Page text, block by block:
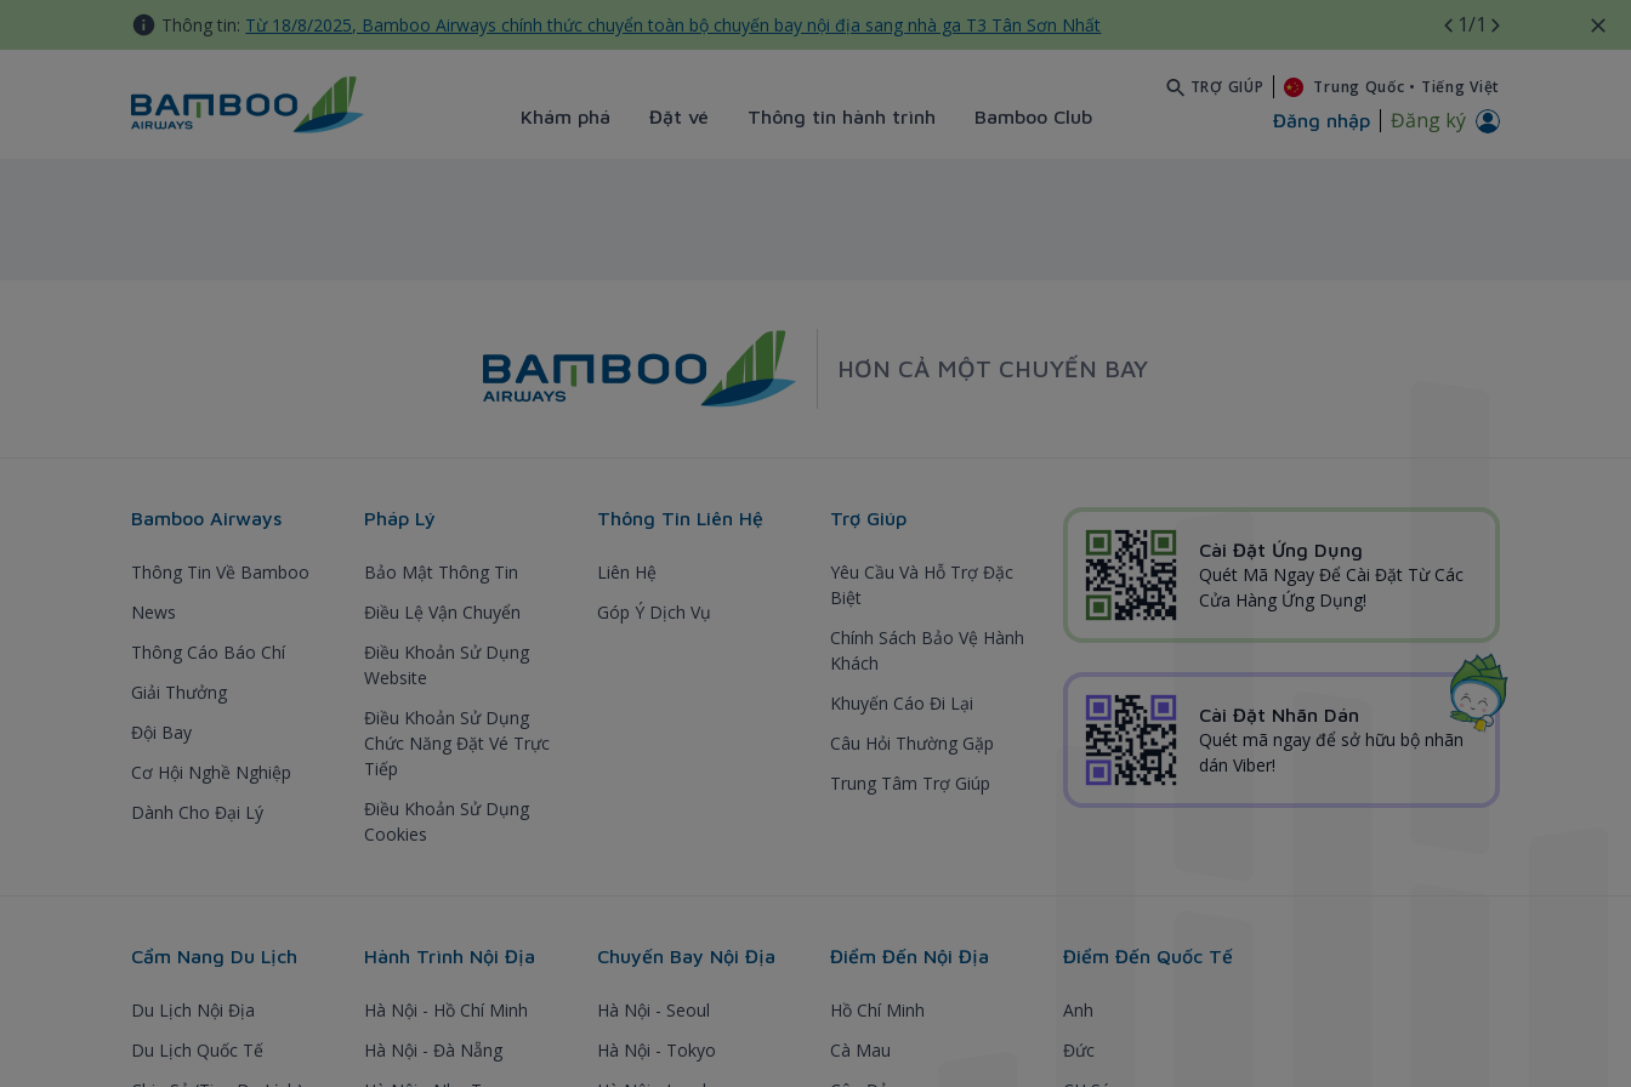
Truy cập nội dung luôn
Thông tin: Từ 18/8/2025, Bamboo Airways chính thức chuyển toàn bộ chuyến bay nội địa sang nhà ga T3 Tân Sơn Nhất 1/1
Khám phá Đặt vé Thông tin hành trình Bamboo Club
TRỢ GIÚP Trung Quốc • Tiếng Việt
Đăng nhập Đăng ký
HƠN CẢ MỘT CHUYẾN BAY
Bamboo Airways
Thông Tin Về Bamboo
News
Thông Cáo Báo Chí
Giải Thưởng
Đội Bay
Cơ Hội Nghề Nghiệp
Dành Cho Đại Lý
Pháp Lý
Bảo Mật Thông Tin
Điều Lệ Vận Chuyển
Điều Khoản Sử Dụng
Website
Điều Khoản Sử Dụng
Chức Năng Đặt Vé Trực
Tiếp
Điều Khoản Sử Dụng
Cookies
Thông Tin Liên Hệ
Liên Hệ
Góp Ý Dịch Vụ
Trợ Giúp
Yêu Cầu Và Hỗ Trợ Đặc
Biệt
Chính Sách Bảo Vệ Hành
Khách
Khuyến Cáo Đi Lại
Câu Hỏi Thường Gặp
Trung Tâm Trợ Giúp
Cài Đặt Ứng Dụng
Quét Mã Ngay Để Cài Đặt Từ Các
Cửa Hàng Ứng Dụng!
Cài Đặt Nhãn Dán
Quét mã ngay để sở hữu bộ nhãn
dán Viber!
Cẩm Nang Du Lịch
Du Lịch Nội Địa
Du Lịch Quốc Tế
Hành Trình Nội Địa
Hà Nội - Hồ Chí Minh
Hà Nội - Đà Nẵng
Chuyến Bay Nội Địa
Hà Nội - Seoul
Hà Nội - Tokyo
Điểm Đến Nội Địa
Hồ Chí Minh
Cà Mau
Điểm Đến Quốc Tế
Anh
Đức